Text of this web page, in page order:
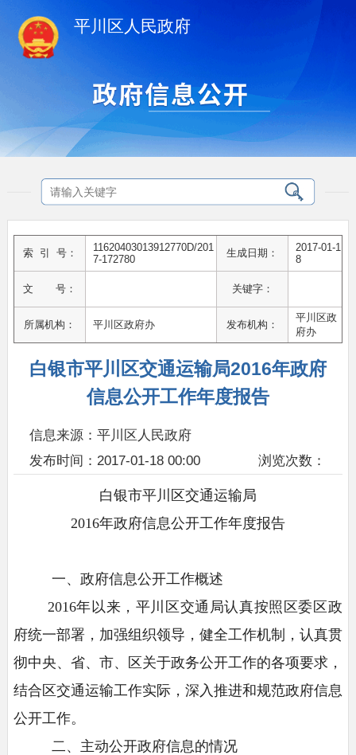
平川区人民政府
索 引 号：
11620403013912770D/201
7-172780
生成日期：
2017-01-1
8
文 号： 关键字：
所属机构： 平川区政府办 发布机构：
平川区政
府办
白银市平川区交通运输局2016年政府
信息公开工作年度报告
信息来源：平川区人民政府
发布时间：2017-01-18 00:00
浏览次数：
白银市平川区交通运输局
2016年政府信息公开工作年度报告
一、政府信息公开工作概述
2016年以来，平川区交通局认真按照区委区政
府统一部署，加强组织领导，健全工作机制，认真贯
彻中央、省、市、区关于政务公开工作的各项要求，
结合区交通运输工作实际，深入推进和规范政府信息
公开工作。
二、主动公开政府信息的情况